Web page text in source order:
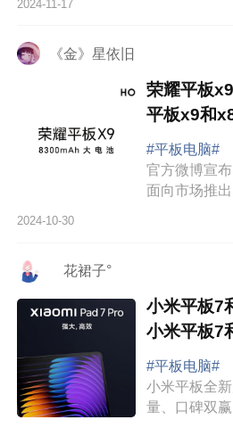
平板6Max，
2024-11-17
《金》星依旧
荣耀平板
平板x9和
#平板电脑#
官方微博宣
面向市场推
注。下面小
2024-10-30
ゞ花裙子°
小米平板7
小米平板7
#平板电脑#
小米平板全
量、口碑双